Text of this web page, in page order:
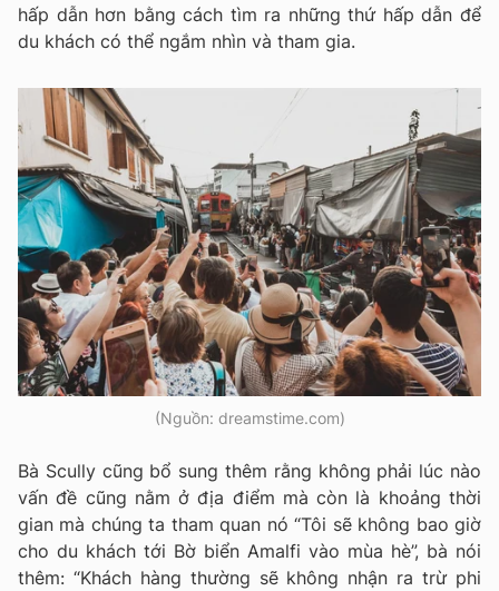
hấp dẫn hơn bằng cách tìm ra những thứ hấp dẫn để
du khách có thể ngắm nhìn và tham gia.
(Nguồn: dreamstime.com)
Bà Scully cũng bổ sung thêm rằng không phải lúc nào
vấn đề cũng nằm ở địa điểm mà còn là khoảng thời
gian mà chúng ta tham quan nó“Tôi sẽ không bao giờ
cho du khách tới Bờ biển Amalfi vào mùa hè”, bà nói
thêm: “Khách hàng thường sẽ không nhận ra trừ phi